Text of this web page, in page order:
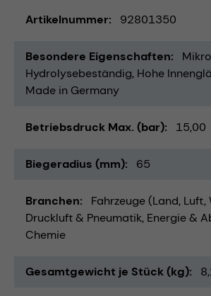
Artikelnummer 92801350
Besondere Eigenschaften
Hydrolysebeständig Hohe
Made in Germany
Betriebsdruck Max. (bar) 15,00
Biegeradius (mm) 65
Branchen
Fahrzeuge (Land, Luft,
Druckluft & Pneumatik Energie &
Chemie
Gesamtgewicht je Stück (kg)